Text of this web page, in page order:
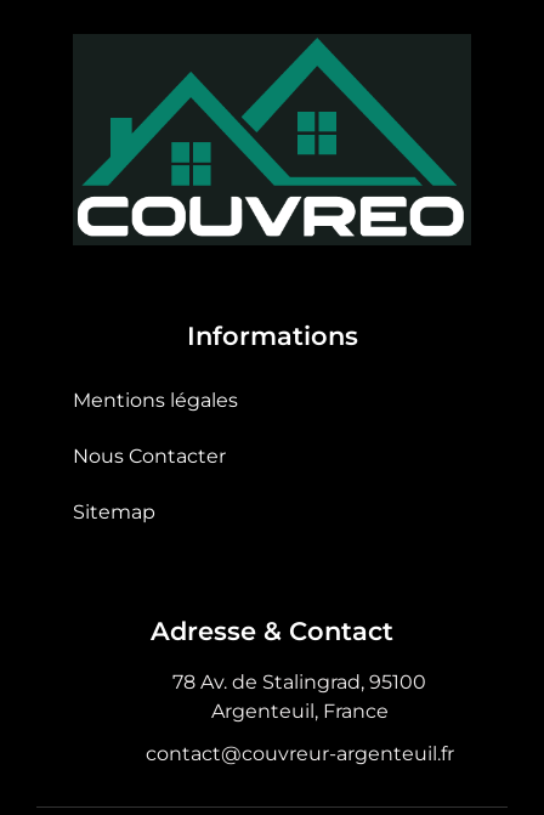
Informations
Mentions légales
Nous Contacter
Sitemap
Adresse & Contact
78 Av. de Stalingrad, 95100
Argenteuil, France
contact@couvreur-argenteuil.fr